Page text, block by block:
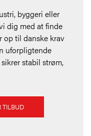
byggeri eller
dig med at finde
op til danske krav
uforpligtende
stabil strøm,
TILBUD